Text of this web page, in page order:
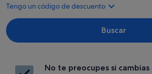
Tengo un código de descuento
Buscar
No te preocupes si cambias